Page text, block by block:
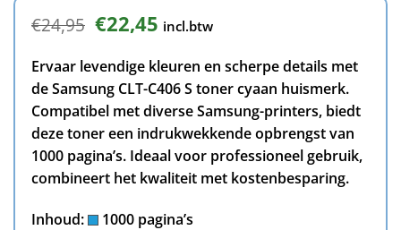
€24,95 Oorspronkelijke
prijs
was:
€24,95.
€22,45Huidige
prijs
is:
€22,45.
incl.btw
Ervaar levendige kleuren en scherpe details met
de Samsung CLT-C406 S toner cyaan huismerk.
Compatibel met diverse Samsung-printers, biedt
deze toner een indrukwekkende opbrengst van
1000 pagina’s. Ideaal voor professioneel gebruik,
combineert het kwaliteit met kostenbesparing.
Inhoud:
1000 pagina’s